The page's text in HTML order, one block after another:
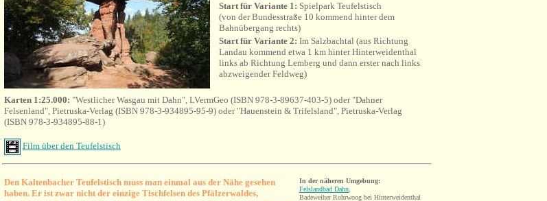
Start für Variante 1: Spielpark Teufelstisch
(von der Bundesstraße 10 kommend hinter dem
Bahnübergang rechts)
Start für Variante 2: Im Salzbachtal (aus Richtung
Landau kommend etwa 1 km hinter Hinterweidenthal
links ab Richtung Lemberg und dann erster nach links
abzweigender Feldweg)
Karten 1:25.000: "Westlicher Wasgau mit Dahn", LVermGeo (ISBN 978-3-89637-403-5) oder "Dahner
Felsenland", Pietruska-Verlag (ISBN 978-3-934895-95-9) oder "Hauenstein & Trifelsland", Pietruska-Verlag
(ISBN 978-3-934895-88-1)
Film über den Teufelstisch
Den Kaltenbacher Teufelstisch muss man einmal aus der Nähe gesehen
haben. Er ist zwar nicht der einzige Tischfelsen des Pfälzerwaldes,
In der näheren Umgebung:
Felslandbad Dahn
Badeweiher Rohrwoog bei Hinterweidenthal